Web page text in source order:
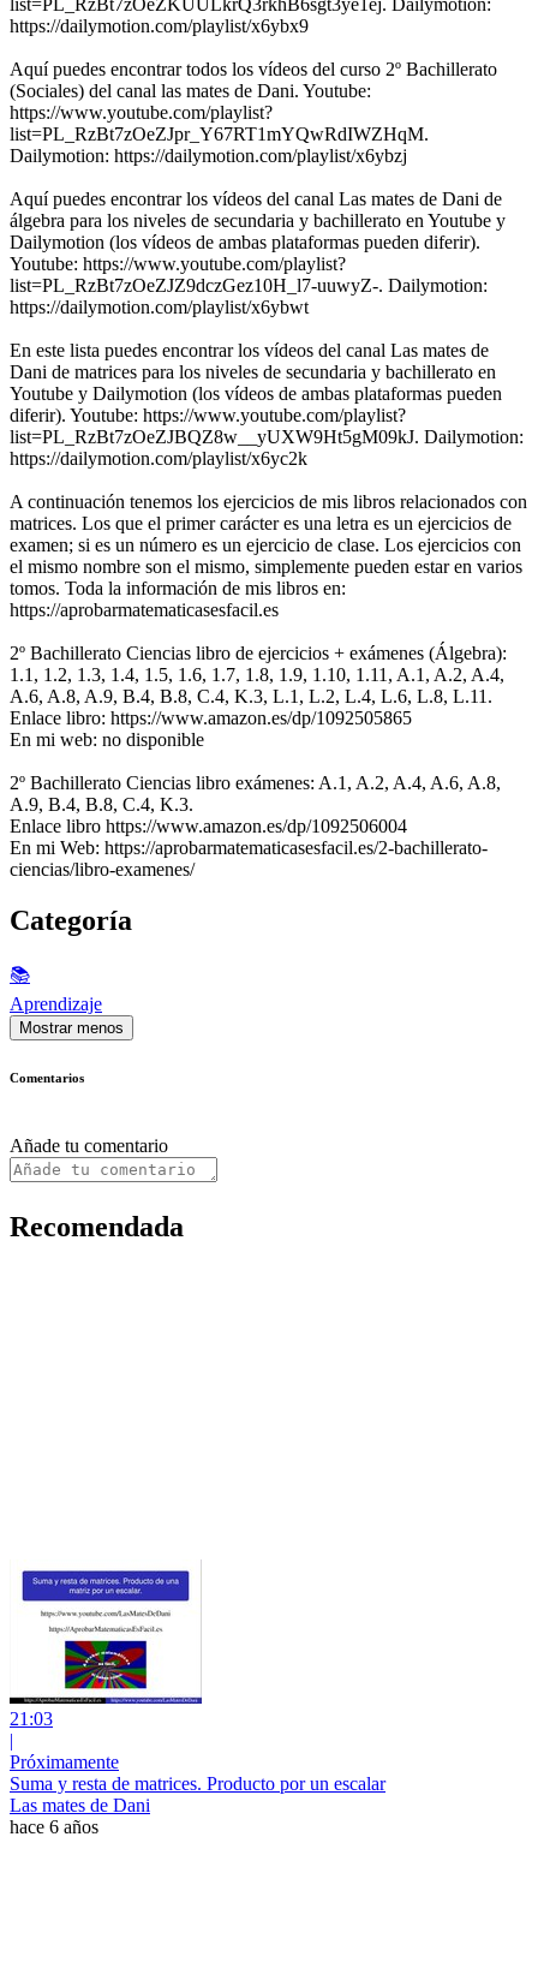
https://dailymotion.com/playlist/x6ybx9
Aquí puedes encontrar todos los vídeos del curso 2º Bachillerato
(Sociales) del canal las mates de Dani. Youtube:
https://www.youtube.com/playlist?
list=PL_RzBt7zOeZJpr_Y67RT1mYQwRdIWZHqM.
Dailymotion: https://dailymotion.com/playlist/x6ybzj
Aquí puedes encontrar los vídeos del canal Las mates de Dani de
álgebra para los niveles de secundaria y bachillerato en Youtube y
Dailymotion (los vídeos de ambas plataformas pueden diferir).
Youtube: https://www.youtube.com/playlist?
list=PL_RzBt7zOeZJZ9dczGez10H_l7-uuwyZ-. Dailymotion:
https://dailymotion.com/playlist/x6ybwt
En este lista puedes encontrar los vídeos del canal Las mates de
Dani de matrices para los niveles de secundaria y bachillerato en
Youtube y Dailymotion (los vídeos de ambas plataformas pueden
diferir). Youtube: https://www.youtube.com/playlist?
list=PL_RzBt7zOeZJBQZ8w__yUXW9Ht5gM09kJ. Dailymotion:
https://dailymotion.com/playlist/x6yc2k
A continuación tenemos los ejercicios de mis libros relacionados con
matrices. Los que el primer carácter es una letra es un ejercicios de
examen; si es un número es un ejercicio de clase. Los ejercicios con
el mismo nombre son el mismo, simplemente pueden estar en varios
tomos. Toda la información de mis libros en:
https://aprobarmatematicasesfacil.es
2º Bachillerato Ciencias libro de ejercicios + exámenes (Álgebra):
1.1, 1.2, 1.3, 1.4, 1.5, 1.6, 1.7, 1.8, 1.9, 1.10, 1.11, A.1, A.2, A.4,
A.6, A.8, A.9, B.4, B.8, C.4, K.3, L.1, L.2, L.4, L.6, L.8, L.11.
Enlace libro: https://www.amazon.es/dp/1092505865
En mi web: no disponible
2º Bachillerato Ciencias libro exámenes: A.1, A.2, A.4, A.6, A.8,
A.9, B.4, B.8, C.4, K.3.
Enlace libro https://www.amazon.es/dp/1092506004
En mi Web: https://aprobarmatematicasesfacil.es/2-bachillerato-
ciencias/libro-examenes/
Categoría
📚
Aprendizaje
Mostrar menos
Comentarios
Añade tu comentario
Recomendada
21:03
|
Próximamente
Suma y resta de matrices. Producto por un escalar
Las mates de Dani
hace 6 años